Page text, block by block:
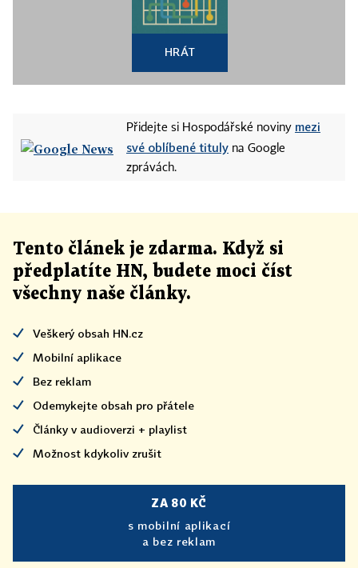
HRÁT
Přidejte si Hospodářské noviny mezi
své oblíbené tituly na Google
zprávách.
Tento článek je zdarma. Když si
předplatíte HN, budete moci číst
všechny naše články.
Veškerý obsah HN.cz
Mobilní aplikace
Bez reklam
Odemykejte obsah pro přátele
Články v audioverzi + playlist
Možnost kdykoliv zrušit
ZA 80 KČ
s mobilní aplikací
a bez reklam